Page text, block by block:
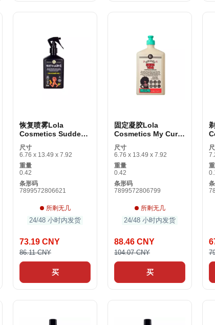
恢复喷雾Lola
Cosmetics Sudden
Death 250毫升
尺寸
6.76 x 13.49 x 7.92
重量
0.42
条形码
7899572806621
所剩无几
24/48 小时内发货
73.19 CNY
86.11 CNY
买
固定凝胶Lola
Cosmetics My Curl,
My Life 500毫升
尺寸
6.76 x 13.49 x 7.92
重量
0.42
条形码
7899572806799
所剩无几
24/48 小时内发货
88.46 CNY
104.07 CNY
买